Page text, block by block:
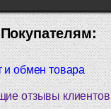
Покупателям:
и обмен товара
отзывы клиентов